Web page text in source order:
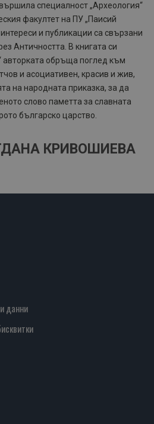
специалност „Археология“
факултет на ПУ „Паисий
и публикации са свързани
Античността. В книгата си
авторката обръща поглед към
и асоциативен, красив и жив,
на народната приказка, за да
слово паметта за славната
българско царство.
КРИВОШИЕВА
данни